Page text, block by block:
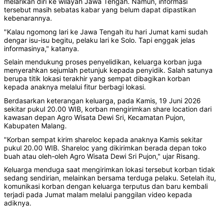
tersebut masih sebatas kabar yang belum dapat dipastikan
kebenarannya.
"Kalau ngomong lari ke Jawa Tengah itu hari Jumat kami sudah
dengar isu-isu begitu, pelaku lari ke Solo. Tapi enggak jelas
informasinya," katanya.
Selain mendukung proses penyelidikan, keluarga korban juga
menyerahkan sejumlah petunjuk kepada penyidik. Salah satunya
berupa titik lokasi terakhir yang sempat dibagikan korban
kepada anaknya melalui fitur berbagi lokasi.
Berdasarkan keterangan keluarga, pada Kamis, 19 Juni 2026
sekitar pukul 20.00 WIB, korban mengirimkan share location dari
kawasan depan Agro Wisata Dewi Sri, Kecamatan Pujon,
Kabupaten Malang.
"Korban sempat kirim shareloc kepada anaknya Kamis sekitar
pukul 20.00 WIB. Shareloc yang dikirimkan berada depan toko
buah atau oleh-oleh Agro Wisata Dewi Sri Pujon," ujar Risang.
Keluarga menduga saat mengirimkan lokasi tersebut korban tidak
sedang sendirian, melainkan bersama terduga pelaku. Setelah itu,
komunikasi korban dengan keluarga terputus dan baru kembali
terjadi pada Jumat malam melalui panggilan video kepada
adiknya.